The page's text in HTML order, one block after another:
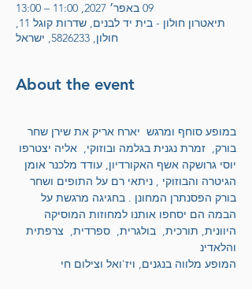
09 באפר׳ 2027, 11:00 – 13:00
תיאטרון חולון - בית יד לבנים, שדרות קוגל 11,
חולון, 5826233, ישראל
About the event
במופע סוחף ומרגש  יארח אריק את שירן שחר
בורק,  זמרת נגנית בגלמה ובוזוקי,  אליה יצטרפו
יוסי גרושקה אשף האקורדיון, עודד מלכנר אומן
הגיטרה והבוזוקי , ניתאי רם על התופים ושחר
בורק הפסנתרן המחונן . בחגיגה מרגשת על
הבמה הם יסחפו אותנו למחוזות המוסיקה
היוונית, תורכית,  בולגרית,  ספרדית,  צרפתית
והלאדינ
המופע מלווה בנגנים, ויז'ואל וצילום חי